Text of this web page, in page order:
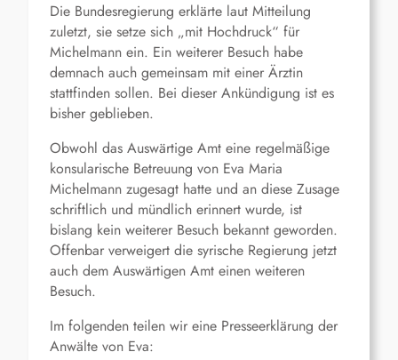
Die Bundesregierung erklärte laut Mitteilung
zuletzt, sie setze sich „mit Hochdruck“ für
Michelmann ein. Ein weiterer Besuch habe
demnach auch gemeinsam mit einer Ärztin
stattfinden sollen. Bei dieser Ankündigung ist es
bisher geblieben.
Obwohl das Auswärtige Amt eine regelmäßige
konsularische Betreuung von Eva Maria
Michelmann zugesagt hatte und an diese Zusage
schriftlich und mündlich erinnert wurde, ist
bislang kein weiterer Besuch bekannt geworden.
Offenbar verweigert die syrische Regierung jetzt
auch dem Auswärtigen Amt einen weiteren
Besuch.
Im folgenden teilen wir eine Presseerklärung der
Anwälte von Eva: